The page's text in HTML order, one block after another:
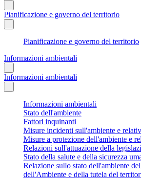
Pianificazione e governo del territorio
Pianificazione e governo del territorio
Informazioni ambientali
Informazioni ambientali
Informazioni ambientali
Stato dell'ambiente
Fattori inquinanti
Misure incidenti sull'ambiente e
Misure a protezione dell'ambiente e
Relazioni sull'attuazione della
Stato della salute e della sicurezza
Relazione sullo stato dell'ambiente
dell'Ambiente e della tutela del